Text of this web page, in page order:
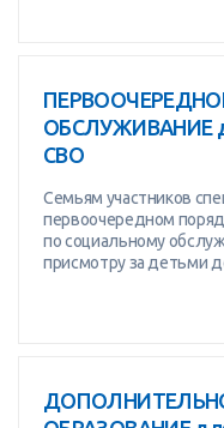
ОБСЛУЖИВАНИЕ
СВО
Семьям участников
первоочередном
по социальному
присмотру за детьми